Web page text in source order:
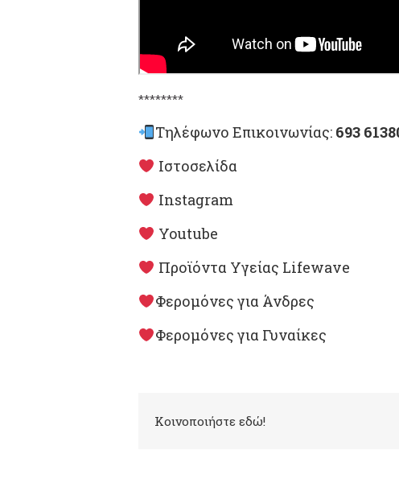
********
Τηλέφωνο Επικοινωνίας: 693
Ιστοσελίδα
Instagram
Youtube
Προϊόντα Υγείας Lifewave
Φερομόνες για Άνδρες
Φερομόνες για Γυναίκες
Kοινοποιήστε εδώ!